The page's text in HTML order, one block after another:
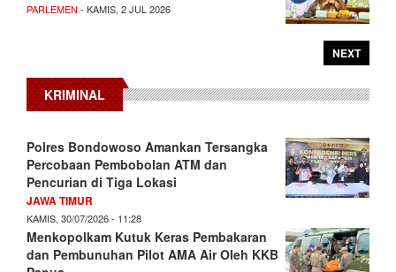
PARLEMEN - KAMIS, 2 JUL 2026
NEXT
KRIMINAL
Polres Bondowoso Amankan Tersangka
Percobaan Pembobolan ATM dan
Pencurian di Tiga Lokasi
JAWA TIMUR
KAMIS, 30/07/2026 - 11:28
Menkopolkam Kutuk Keras Pembakaran
dan Pembunuhan Pilot AMA Air Oleh KKB